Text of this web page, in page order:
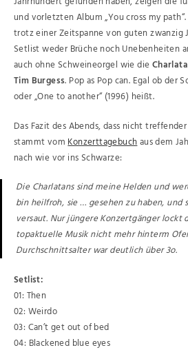
und vorletzten Album „You cross my
trotz einer Zeitspanne von guten zwanzig
Setlist weder Brüche noch Unebenheiten
auch ohne Schweineorgel wie die
Tim Burgess. Pop as Pop can. Egal ob der
oder „One to another“ (1996) heißt.
Das Fazit des Abends, dass nicht
stammt vomKonzerttagebuchaus dem
nach wie vor ins Schwarze:
Die Charlatans sind meine Helden und
bin heilfroh, sie … gesehen zu haben, und
versaut. Nur jüngere Konzertgänger lockt
topaktuelle Musik nicht mehr hinterm
Durchschnittsalter war deutlich über 3o.
Setlist:
01: Then
02: Weirdo
03: Can’t get out of bed
04: Blackened blue eyes